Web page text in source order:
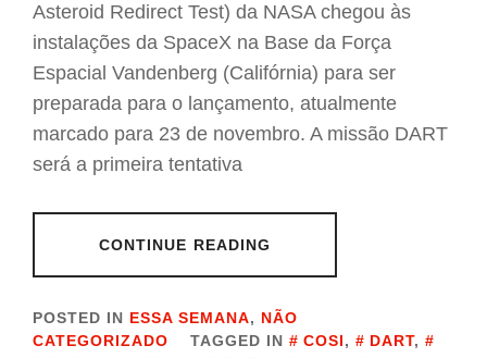
Asteroid Redirect Test) da NASA chegou às
instalações da SpaceX na Base da Força
Espacial Vandenberg (Califórnia) para ser
preparada para o lançamento, atualmente
marcado para 23 de novembro. A missão DART
será a primeira tentativa
CONTINUE READING
POSTED IN ESSA SEMANA, NÃO
CATEGORIZADO
TAGGED IN COSI, DART,